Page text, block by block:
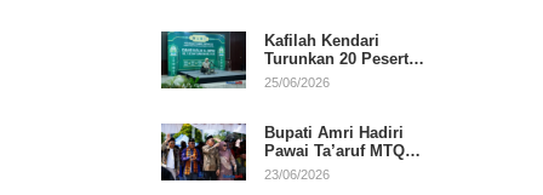
Kafilah Kendari
Turunkan 20 Peserta
pada Hari Pertama
25/06/2026
Bupati Amri Hadiri
Pawai Ta’aruf MTQ
XXXI Sultra, Beri
23/06/2026